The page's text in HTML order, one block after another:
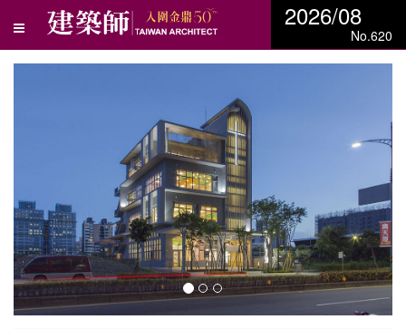
2026/08
No.620
x
t